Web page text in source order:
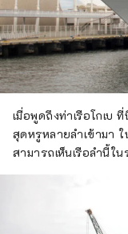
เมื่อพูดถึงท่าเรือโกเบ
สุดหรูหลายลำเข้ามา
สามารถเห็นเรือลำนี้ใน